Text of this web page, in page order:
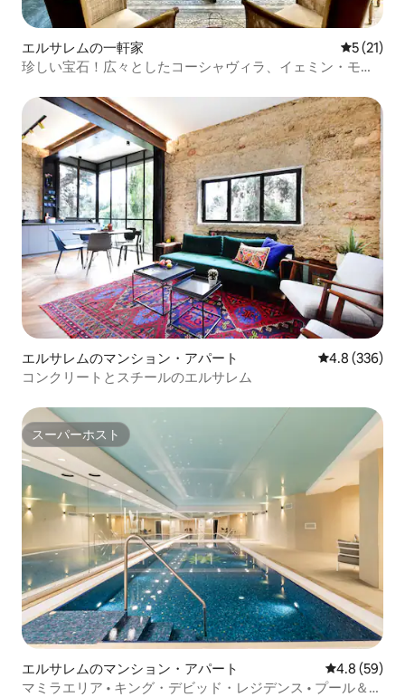
エルサレムの一軒家 レビュー
5 (21)
珍しい宝石！広々としたコーシャヴィラ、イェミン・モシ
エルサレムのマンション・アパート レビュー336
4.8 (336)
コンクリートとスチールのエルサレム
スーパーホスト
スーパーホスト
エルサレムのマンション・アパート レビュー59
4.8 (59)
マミラエリア • キング・デビッド・レジデンス • プール＆ジ